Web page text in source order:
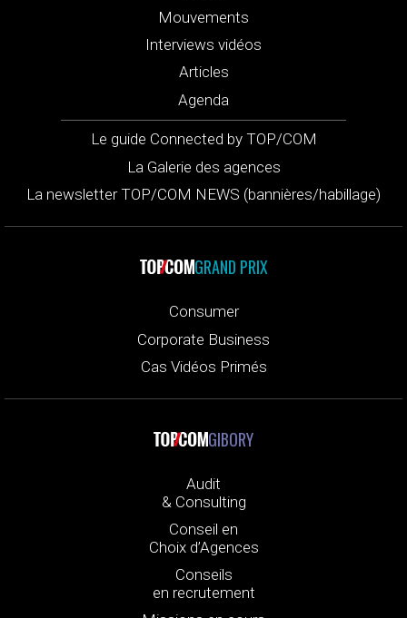
Mouvements
Interviews vidéos
Articles
Agenda
Le guide Connected by TOP/COM
La Galerie des agences
La newsletter TOP/COM NEWS (bannières/habillage)
GRAND PRIX
Consumer
Corporate Business
Cas Vidéos Primés
GIBORY
Audit
& Consulting
Conseil en
Choix d’Agences
Conseils
en recrutement